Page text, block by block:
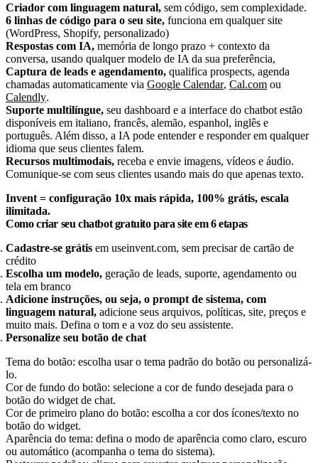
Criador com linguagem natural, sem código, sem complexidade.
6 linhas de código para o seu site, funciona em qualquer site
(WordPress, Shopify, personalizado)
Respostas com IA, memória de longo prazo + contexto da
conversa, usando qualquer modelo de IA da sua preferência,
Captura de leads e agendamento, qualifica prospects, agenda
chamadas automaticamente via Google Calendar, Cal.com ou
Calendly.
Suporte multilíngue, seu dashboard e a interface do chatbot estão
disponíveis em italiano, francês, alemão, espanhol, inglês e
português. Além disso, a IA pode entender e responder em qualquer
idioma que seus clientes falem.
Recursos multimodais, receba e envie imagens, vídeos e áudio.
Comunique-se com seus clientes usando mais do que apenas texto.
Invent = configuração 10x mais rápida, 100% grátis, escala
ilimitada.
Como criar seu chatbot gratuito para site em 6 etapas
Cadastre-se grátis em useinvent.com, sem precisar de cartão de
crédito
Escolha um modelo, geração de leads, suporte, agendamento ou
tela em branco
Adicione instruções, ou seja, o prompt de sistema, com
linguagem natural, adicione seus arquivos, políticas, site, preços e
muito mais. Defina o tom e a voz do seu assistente.
Personalize seu botão de chat
Tema do botão: escolha usar o tema padrão do botão ou personalizá-
lo.
Cor de fundo do botão: selecione a cor de fundo desejada para o
botão do widget de chat.
Cor de primeiro plano do botão: escolha a cor dos ícones/texto no
botão do widget.
Aparência do tema: defina o modo de aparência como claro, escuro
ou automático (acompanha o tema do sistema).